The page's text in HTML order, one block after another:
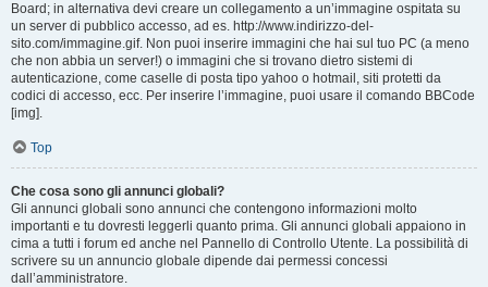
Board; in alternativa devi creare un collegamento a un’immagine ospitata su
un server di pubblico accesso, ad es. http://www.indirizzo-del-
sito.com/immagine.gif. Non puoi inserire immagini che hai sul tuo PC (a meno
che non abbia un server!) o immagini che si trovano dietro sistemi di
autenticazione, come caselle di posta tipo yahoo o hotmail, siti protetti da
codici di accesso, ecc. Per inserire l’immagine, puoi usare il comando BBCode
[img].
Top
Che cosa sono gli annunci globali?
Gli annunci globali sono annunci che contengono informazioni molto
importanti e tu dovresti leggerli quanto prima. Gli annunci globali appaiono in
cima a tutti i forum ed anche nel Pannello di Controllo Utente. La possibilità di
scrivere su un annuncio globale dipende dai permessi concessi
dall’amministratore.